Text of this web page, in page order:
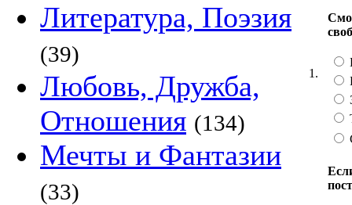
Литература, Поэзия
(39)
Любовь, Дружба,
Отношения (134)
Мечты и Фантазии
(33)
1.